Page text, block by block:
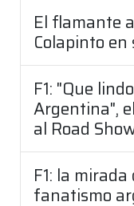
El flamante
Colapinto
F1: "Que
Argentina",
al Road
F1: la
fanatismo